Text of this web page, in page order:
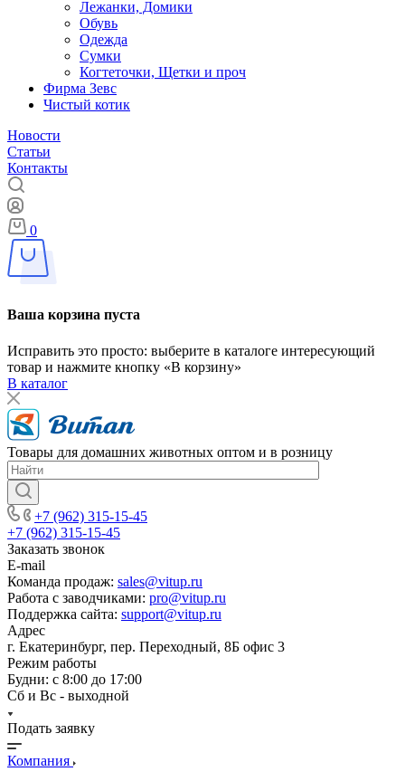
Лежанки, Домики
Обувь
Одежда
Сумки
Когтеточки, Щетки и проч
Фирма Зевс
Чистый котик
Новости
Статьи
Контакты
0
Ваша корзина пуста
Исправить это просто: выберите в каталоге интересующий
товар и нажмите кнопку «В корзину»
В каталог
Товары для домашних животных оптом и в розницу
+7 (962) 315-15-45
+7 (962) 315-15-45
Заказать звонок
E-mail
Команда продаж: sales@vitup.ru
Работа с заводчиками: pro@vitup.ru
Поддержка сайта: support@vitup.ru
Адрес
г. Екатеринбург, пер. Переходный, 8Б офис 3
Режим работы
Будни: с 8:00 до 17:00
Сб и Вс - выходной
Подать заявку
Компания